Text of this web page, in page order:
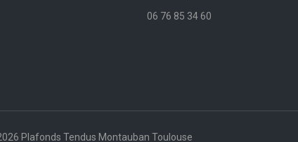
06 76 85 34 60
Plafonds Tendus Montauban Toulouse